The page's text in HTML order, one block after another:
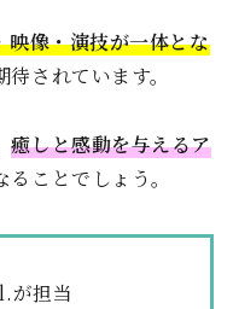
映像・演技が一体とな
待されています。
癒しと感動を与えるア
ことでしょう。
が担当